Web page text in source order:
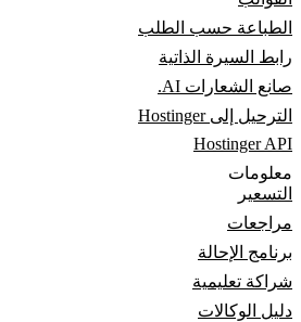
الطباعة حسب الطلب
رابط السيرة الذاتية
صانع الشعارات AI.
الترحيل إلى Hostinger
Hostinger API
معلومات
التسعير
مراجعات
برنامج الإحالة
شراكة تعليمية
دليل الوكالات